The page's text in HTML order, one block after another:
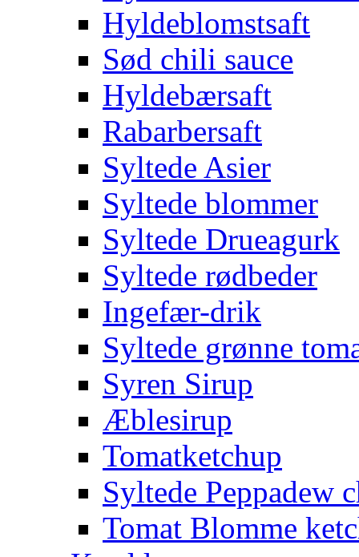
Hyldeblomstsaft
Sød chili sauce
Hyldebærsaft
Rabarbersaft
Syltede Asier
Syltede blommer
Syltede Drueagurk
Syltede rødbeder
Ingefær-drik
Syltede grønne
Syren Sirup
Æblesirup
Tomatketchup
Syltede Peppadew
Tomat Blomme